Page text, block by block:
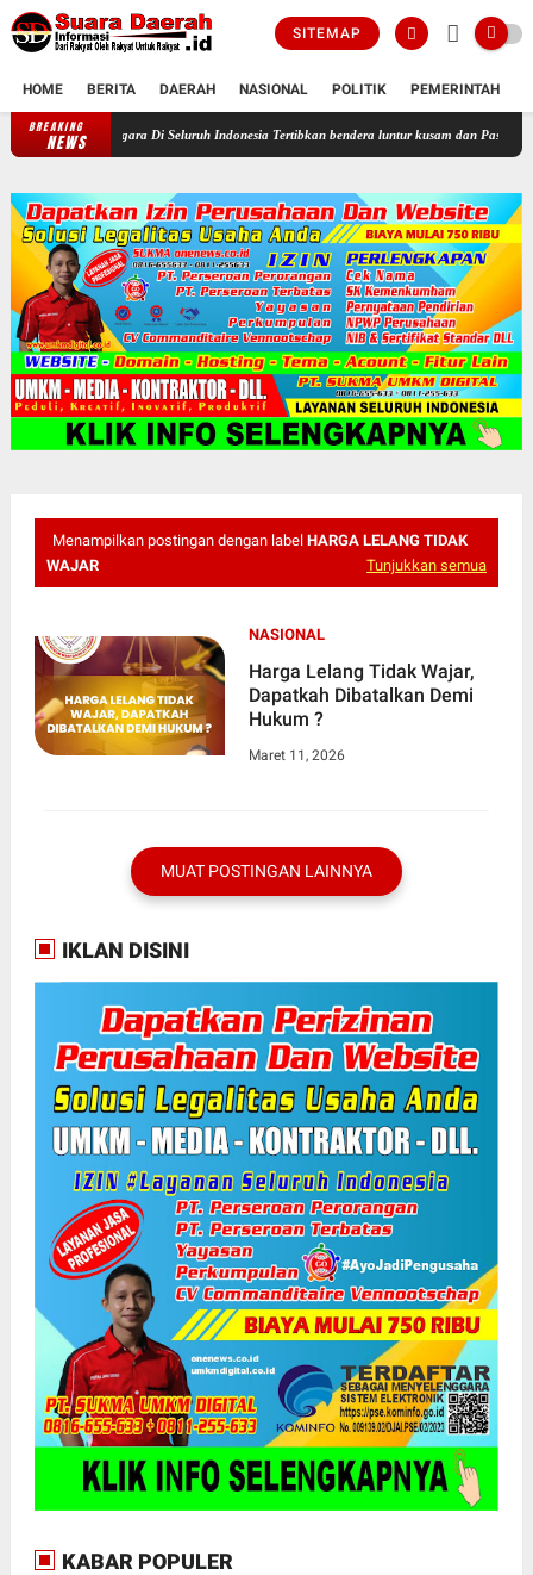
SITEMAP
HOME BERITA DAERAH NASIONAL POLITIK PEMERINTAH
BREAKING
NEWS Profesor Minta Presiden RI Perintahkan Semua Aparatur Negara Di
Menampilkan postingan dengan label HARGA LELANG TIDAK
WAJAR
Tunjukkan semua
NASIONAL
Harga Lelang Tidak Wajar,
Dapatkah Dibatalkan Demi
Hukum ?
Maret 11, 2026
MUAT POSTINGAN LAINNYA
IKLAN DISINI
KABAR POPULER